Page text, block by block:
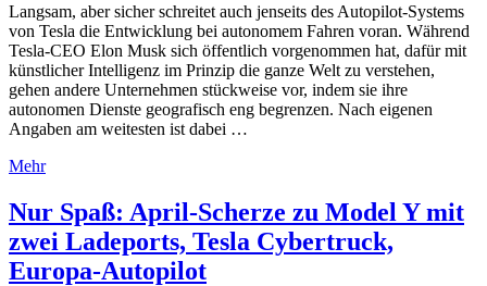
Langsam, aber sicher schreitet auch jenseits des Autopilot-Systems
von Tesla die Entwicklung bei autonomem Fahren voran. Während
Tesla-CEO Elon Musk sich öffentlich vorgenommen hat, dafür mit
künstlicher Intelligenz im Prinzip die ganze Welt zu verstehen,
gehen andere Unternehmen stückweise vor, indem sie ihre
autonomen Dienste geografisch eng begrenzen. Nach eigenen
Angaben am weitesten ist dabei …
Mehr
Nur Spaß: April-Scherze zu Model Y mit
zwei Ladeports, Tesla Cybertruck,
Europa-Autopilot